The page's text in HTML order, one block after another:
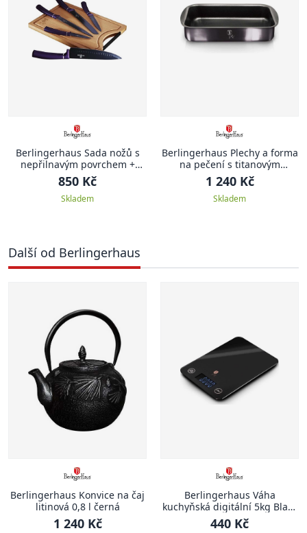
Berlingerhaus Sada nožů s
nepřilnavým povrchem +
prkénko 6 ks Purple Metallic
Line
850 Kč
Skladem
Berlingerhaus Plechy a forma
na pečení s titanovým
povrchem sada 3 ks Carbon
PRO Line BH-7631
1 240 Kč
Skladem
Další od Berlingerhaus
Berlingerhaus Konvice na čaj
litinová 0,8 l černá
1 240 Kč
Berlingerhaus Váha
kuchyňská digitální 5kg Black
Rose Collection
440 Kč